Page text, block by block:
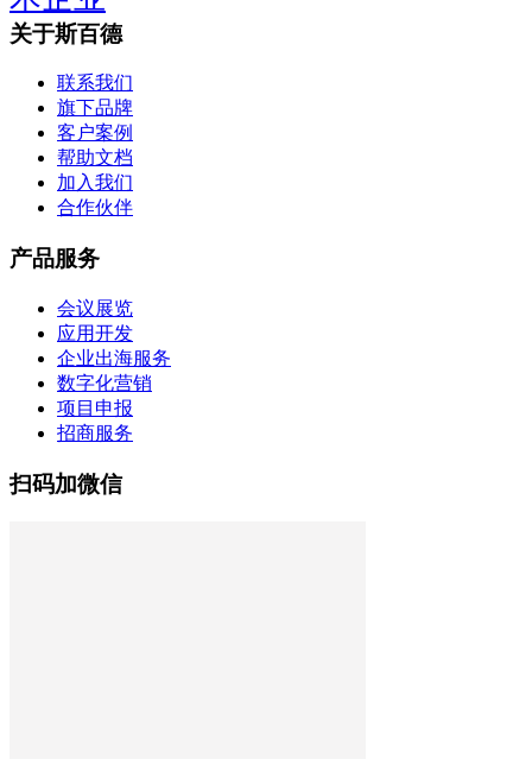
关于斯百德
联系我们
旗下品牌
客户案例
帮助文档
加入我们
合作伙伴
产品服务
会议展览
应用开发
企业出海服务
数字化营销
项目申报
招商服务
扫码加微信